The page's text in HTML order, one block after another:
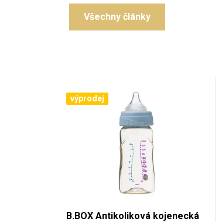
V
ý
p
výprodej
B.BOX Antikoliková kojenecká